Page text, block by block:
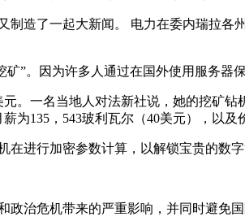
了一起大新闻。 电力在委内瑞拉各
。因为许多人通过在国外使用服务器
一名当地人对法新社说，她的挖矿钻
为135，543玻利瓦尔（40美元），以及
进行加密参数计算，以解锁宝贵的数字
危机带来的严重影响，并同时避免国